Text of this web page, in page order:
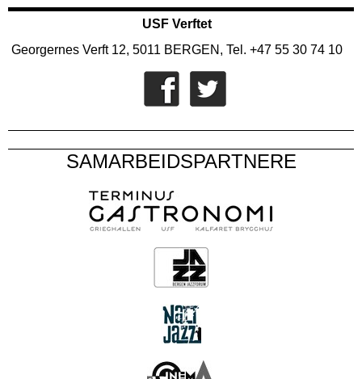
USF Verftet
Georgernes Verft 12, 5011 BERGEN, Tel. +47 55 30 74 10
SAMARBEIDSPARTNERE